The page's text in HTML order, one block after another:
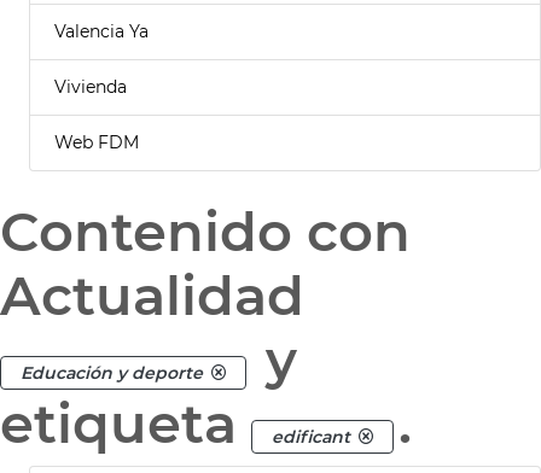
Valencia Ya
Vivienda
Web FDM
Contenido con
Actualidad
Educación y deporte
y
etiqueta
edificant .